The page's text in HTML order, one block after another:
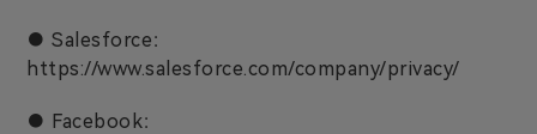
● Salesforce：
https://www.salesforce.com/company/privacy/
● Facebook：